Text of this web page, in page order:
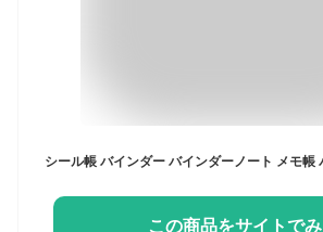
この商品をサイトで